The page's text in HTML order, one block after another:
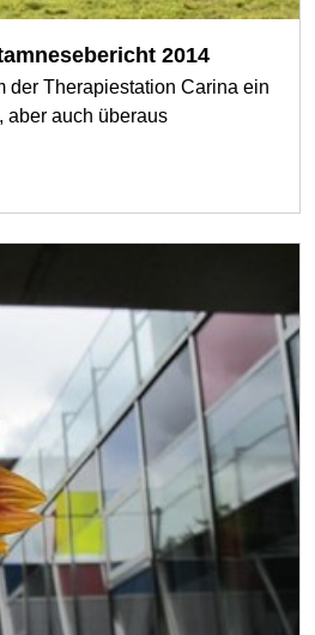
2014
der Therapiestation Carina ein
aber auch überaus